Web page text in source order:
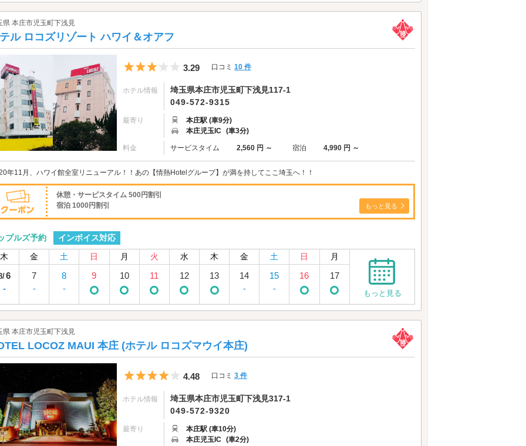
県 本庄市児玉町下浅見
ル ロコズリゾート ハワイ＆オアフ
5つ星のうち3
3.29 口コミ 10 件
ホテル情報
埼玉県本庄市児玉町下浅見117-1
049-572-9315
最寄り
本庄駅 (車9分)
本庄児玉IC (車3分)
料金 サービスタイム 2,560 円 ～ 宿泊 4,990 円 ～
年11月、ハワイ館全室リニューアル！！あの【情熱Hotelグループ】が満を持してここ埼玉へ！！
休憩・サービスタイム 500円割引
宿泊 1000円割引
もっと見る
プルズ予約
インボイス対応
木
金 土 日 月 火 水 木 金 土 日 月
6
-
7
-
8
-
9 10 11 12 13
14
-
15
-
16 17
もっと見る
県 本庄市児玉町下浅見
LOCOZ MAUI 本庄 (ホテル ロコズマウイ本庄)
5つ星のうち4
4.48 口コミ 3 件
ホテル情報
埼玉県本庄市児玉町下浅見317-1
049-572-9320
最寄り
本庄駅 (車10分)
本庄児玉IC (車2分)